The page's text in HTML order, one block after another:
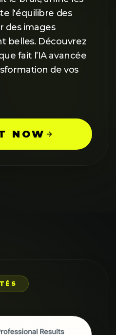
l'équilibre des
des images
belles. Découvrez
fait l’IA avancée
de vos
NOW